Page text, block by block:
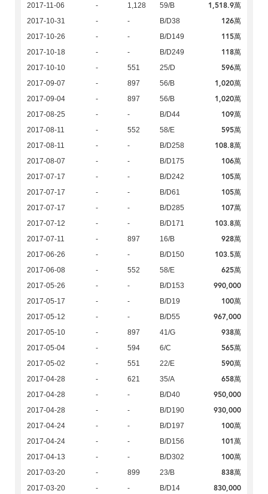
2017-11-06 - 1,128 59/B 1,518.9萬
2017-10-31 - - B/D38 126萬
2017-10-26 - - B/D149 115萬
2017-10-18 - - B/D249 118萬
2017-10-10 - 551 25/D 596萬
2017-09-07 - 897 56/B 1,020萬
2017-09-04 - 897 56/B 1,020萬
2017-08-25 - - B/D44 109萬
2017-08-11 - 552 58/E 595萬
2017-08-11 - - B/D258 108.8萬
2017-08-07 - - B/D175 106萬
2017-07-17 - - B/D242 105萬
2017-07-17 - - B/D61 105萬
2017-07-17 - - B/D285 107萬
2017-07-12 - - B/D171 103.8萬
2017-07-11 - 897 16/B 928萬
2017-06-26 - - B/D150 103.5萬
2017-06-08 - 552 58/E 625萬
2017-05-26 - - B/D153 990,000
2017-05-17 - - B/D19 100萬
2017-05-12 - - B/D55 967,000
2017-05-10 - 897 41/G 938萬
2017-05-04 - 594 6/C 565萬
2017-05-02 - 551 22/E 590萬
2017-04-28 - 621 35/A 658萬
2017-04-28 - - B/D40 950,000
2017-04-28 - - B/D190 930,000
2017-04-24 - - B/D197 100萬
2017-04-24 - - B/D156 101萬
2017-04-13 - - B/D302 100萬
2017-03-20 - 899 23/B 838萬
2017-03-20 - - B/D14 830,000